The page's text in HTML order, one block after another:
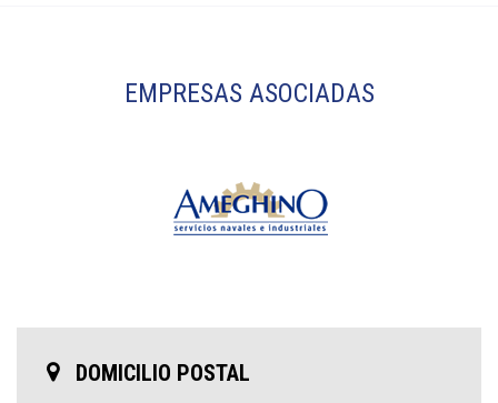
EMPRESAS ASOCIADAS
DOMICILIO POSTAL